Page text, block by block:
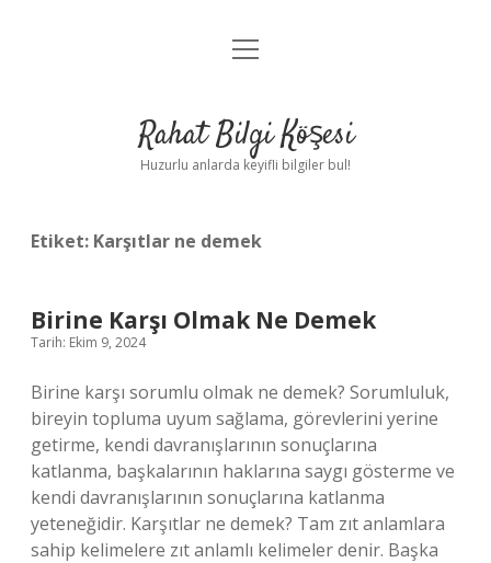
Anasayfa
Yasal Uyarı
menüyü
Rahat Bilgi Köşesi
Huzurlu anlarda keyifli bilgiler bul!
Etiket: Karşıtlar ne demek
Birine Karşı Olmak Ne Demek
Tarih: Ekim 9, 2024
Birine karşı sorumlu olmak ne demek? Sorumluluk,
bireyin topluma uyum sağlama, görevlerini yerine
getirme, kendi davranışlarının sonuçlarına
katlanma, başkalarının haklarına saygı gösterme ve
kendi davranışlarının sonuçlarına katlanma
yeteneğidir. Karşıtlar ne demek? Tam zıt anlamlara
sahip kelimelere zıt anlamlı kelimeler denir. Başka